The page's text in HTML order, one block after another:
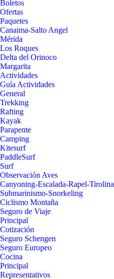
Boletos
Ofertas
Paquetes
Canaima-Salto Angel
Mérida
Los Roques
Delta del Orinoco
Margarita
Actividades
Guía Actividades
General
Trekking
Rafting
Kayak
Parapente
Camping
Kitesurf
PaddleSurf
Surf
Observación Aves
Canyoning-Escalada-Rapel-Tirolina
Submarinismo-Snorkeling
Ciclismo Montaña
Seguro de Viaje
Principal
Cotización
Seguro Schengen
Seguro Europeo
Cocina
Principal
Representativos